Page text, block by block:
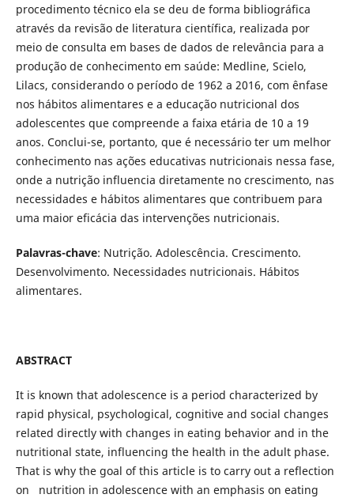
procedimento técnico ela se deu de forma bibliográfica
através da revisão de literatura científica, realizada por
meio de consulta em bases de dados de relevância para a
produção de conhecimento em saúde: Medline, Scielo,
Lilacs, considerando o período de 1962 a 2016, com ênfase
nos hábitos alimentares e a educação nutricional dos
adolescentes que compreende a faixa etária de 10 a 19
anos. Conclui-se, portanto, que é necessário ter um melhor
conhecimento nas ações educativas nutricionais nessa fase,
onde a nutrição influencia diretamente no crescimento, nas
necessidades e hábitos alimentares que contribuem para
uma maior eficácia das intervenções nutricionais.
Palavras-chave: Nutrição. Adolescência. Crescimento.
Desenvolvimento. Necessidades nutricionais. Hábitos
alimentares.
ABSTRACT
It is known that adolescence is a period characterized by
rapid physical, psychological, cognitive and social changes
related directly with changes in eating behavior and in the
nutritional state, influencing the health in the adult phase.
That is why the goal of this article is to carry out a reflection
on nutrition in adolescence with an emphasis on eating